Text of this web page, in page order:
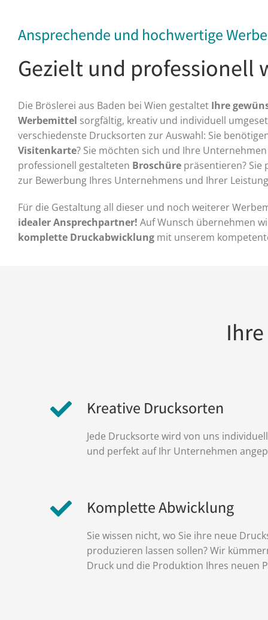
Ansprechende und hochwertige
Gezielt und professionell
Die Bröslerei aus Baden bei Wien gestaltet Ihre
Werbemittel sorgfältig, kreativ und individuell
verschiedenste Drucksorten zur Auswahl: Sie
Visitenkarte? Sie möchten sich und Ihre
professionell gestalteten Broschüre präsentieren? Sie
zur Bewerbung Ihres Unternehmens und Ihrer
Für die Gestaltung all dieser und noch weiterer
idealer Ansprechpartner! Auf Wunsch übernehmen
komplette Druckabwicklung mit unserem
Kreative Drucksorten
Jede Drucksorte wird von uns
und perfekt auf Ihr Unternehmen
Komplette Abwicklung
Sie wissen nicht, wo Sie ihre neue
produzieren lassen sollen? Wir
Druck und die Produktion Ihres neuen